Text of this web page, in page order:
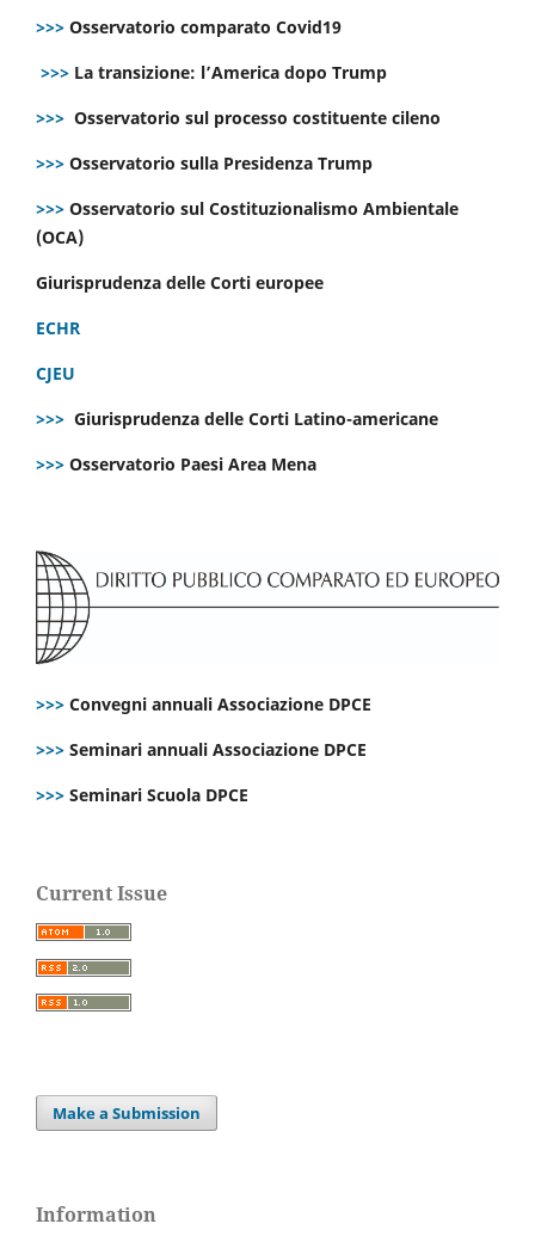
>>> Osservatorio comparato Covid19
>>> La transizione: l’America dopo Trump
>>> Osservatorio sul processo costituente cileno
>>> Osservatorio sulla Presidenza Trump
>>> Osservatorio sul Costituzionalismo Ambientale
(OCA)
Giurisprudenza delle Corti europee
ECHR
CJEU
>>> Giurisprudenza delle Corti Latino-americane
>>> Osservatorio Paesi Area Mena
>>> Convegni annuali Associazione DPCE
>>> Seminari annuali Associazione DPCE
>>> Seminari Scuola DPCE
Current Issue
Make a Submission
Information